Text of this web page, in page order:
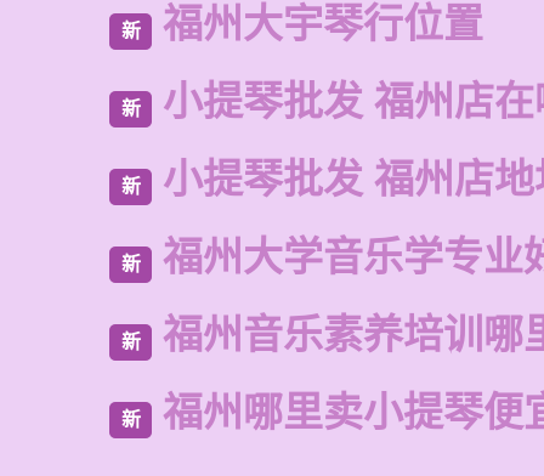
新 福州大宇琴行位置
新 小提琴批发 福州店
新 小提琴批发 福州店
新 福州大学音乐学专业
新 福州音乐素养培训哪
新 福州哪里卖小提琴便